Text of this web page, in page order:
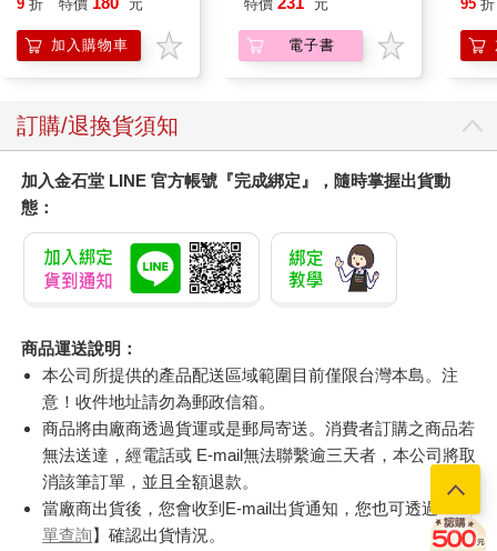
9 折 特價 元
加入購物車
特價 元
電子書
95 折
訂購/退換貨須知
加入金石堂 LINE 官方帳號『完成綁定』，隨時掌握出貨動
態：
商品運送說明：
本公司所提供的產品配送區域範圍目前僅限台灣本島。注
意！收件地址請勿為郵政信箱。
商品將由廠商透過貨運或是郵局寄送。消費者訂購之商品若
無法送達，經電話或 E-mail無法聯繫逾三天者，本公司將取
消該筆訂單，並且全額退款。
當廠商出貨後，您會收到E-mail出貨通知，您也可透過【
單查詢 】確認出貨情況。